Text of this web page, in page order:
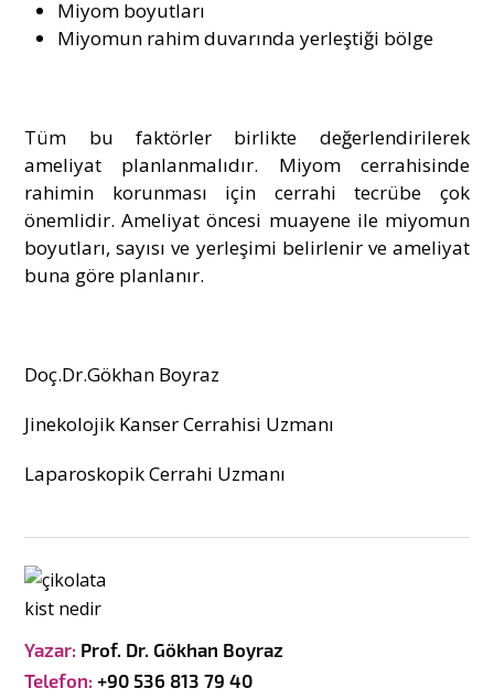
Miyom boyutları
Miyomun rahim duvarında yerleştiği bölge
Tüm bu faktörler birlikte değerlendirilerek
ameliyat planlanmalıdır. Miyom cerrahisinde
rahimin korunması için cerrahi tecrübe çok
önemlidir. Ameliyat öncesi muayene ile miyomun
boyutları, sayısı ve yerleşimi belirlenir ve ameliyat
buna göre planlanır.
Doç.Dr.Gökhan Boyraz
Jinekolojik Kanser Cerrahisi Uzmanı
Laparoskopik Cerrahi Uzmanı
Yazar: Prof. Dr. Gökhan Boyraz
Telefon:+90 536 813 79 40